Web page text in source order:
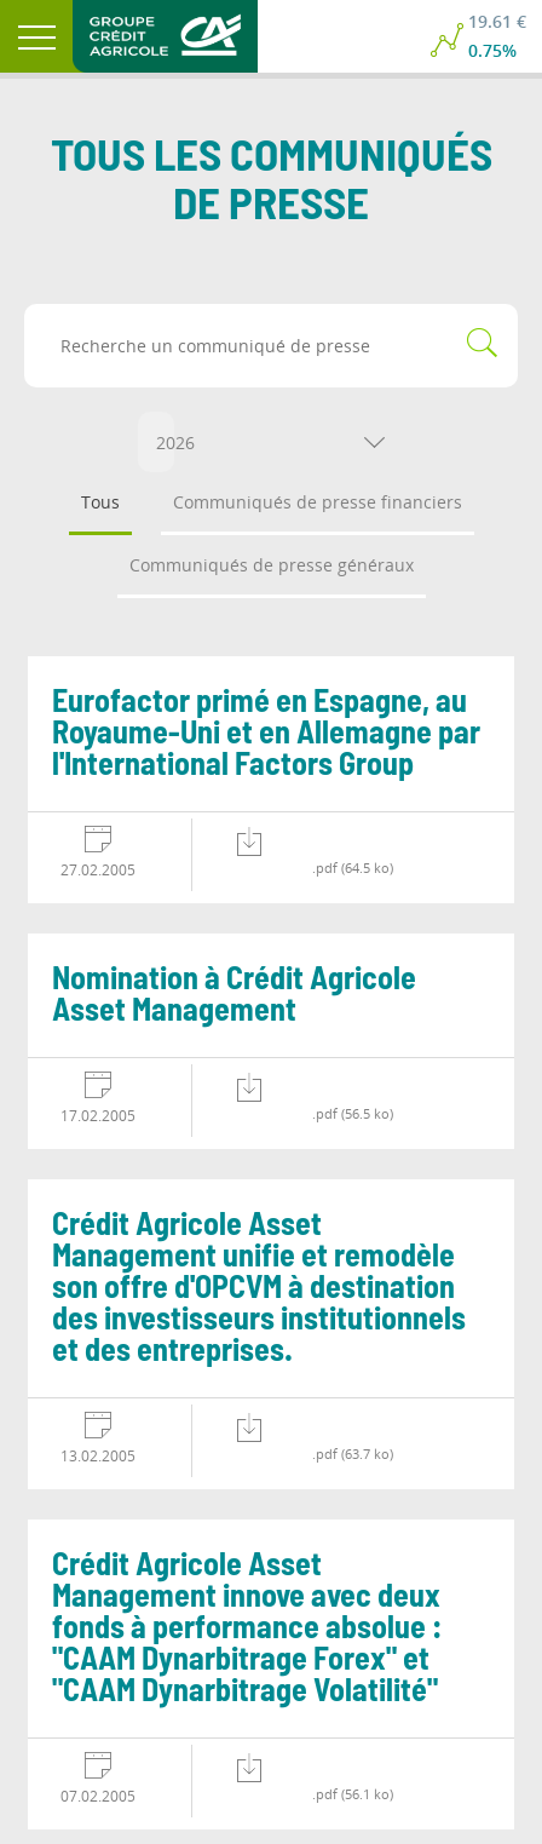
19.61 €
0.75%
TOUS LES COMMUNIQUÉS
DE PRESSE
2026
Tous Communiqués de presse financiers
Communiqués de presse généraux
Eurofactor primé en Espagne, au
Royaume-Uni et en Allemagne par
l'International Factors Group
27.02.2005 .pdf (64.5 ko)
Nomination à Crédit Agricole
Asset Management
17.02.2005 .pdf (56.5 ko)
Crédit Agricole Asset
Management unifie et remodèle
son offre d'OPCVM à destination
des investisseurs institutionnels
et des entreprises.
13.02.2005 .pdf (63.7 ko)
Crédit Agricole Asset
Management innove avec deux
fonds à performance absolue :
"CAAM Dynarbitrage Forex" et
"CAAM Dynarbitrage Volatilité"
07.02.2005 .pdf (56.1 ko)